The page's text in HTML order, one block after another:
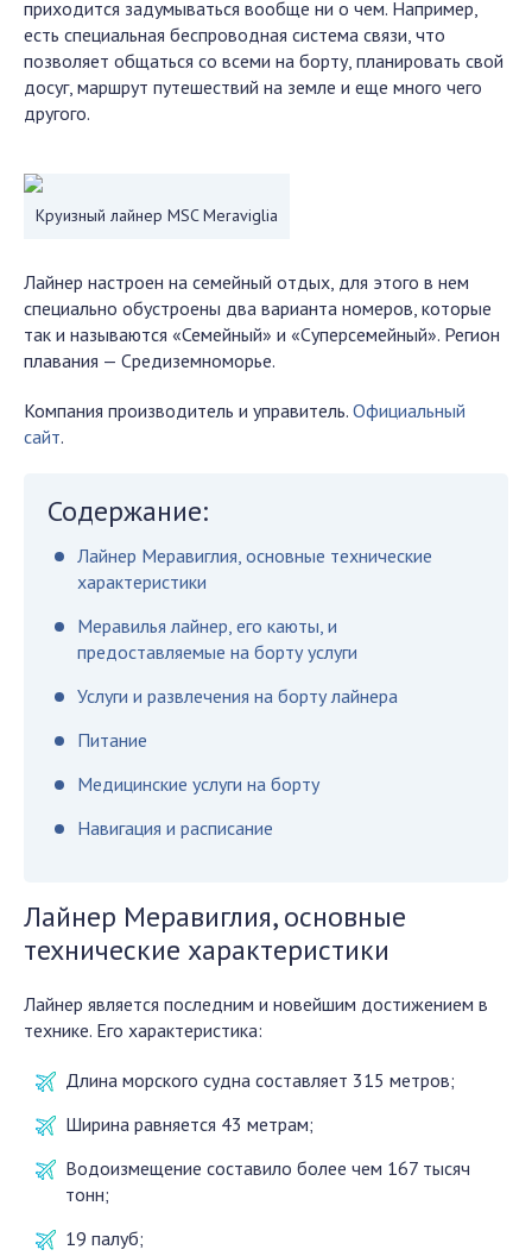
приходится задумываться вообще ни о чем. Например,
есть специальная беспроводная система связи, что
позволяет общаться со всеми на борту, планировать свой
досуг, маршрут путешествий на земле и еще много чего
другого.
Круизный лайнер MSC Meraviglia
Лайнер настроен на семейный отдых, для этого в нем
специально обустроены два варианта номеров, которые
так и называются «Семейный» и «Суперсемейный». Регион
плавания — Средиземноморье.
Компания производитель и управитель. Официальный
сайт.
Содержание:
Лайнер Меравиглия, основные технические
характеристики
Меравилья лайнер, его каюты, и
предоставляемые на борту услуги
Услуги и развлечения на борту лайнера
Питание
Медицинские услуги на борту
Навигация и расписание
Лайнер Меравиглия, основные
технические характеристики
Лайнер является последним и новейшим достижением в
технике. Его характеристика:
Длина морского судна составляет 315 метров;
Ширина равняется 43 метрам;
Водоизмещение составило более чем 167 тысяч
тонн;
19 палуб;